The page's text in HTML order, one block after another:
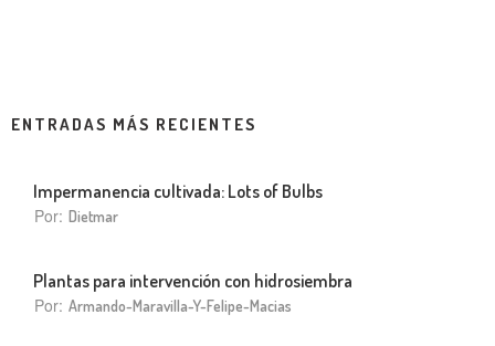
ENTRADAS MÁS RECIENTES
Impermanencia cultivada: Lots of Bulbs
Por: Dietmar
Plantas para intervención con hidrosiembra
Por: Armando-Maravilla-Y-Felipe-Macias